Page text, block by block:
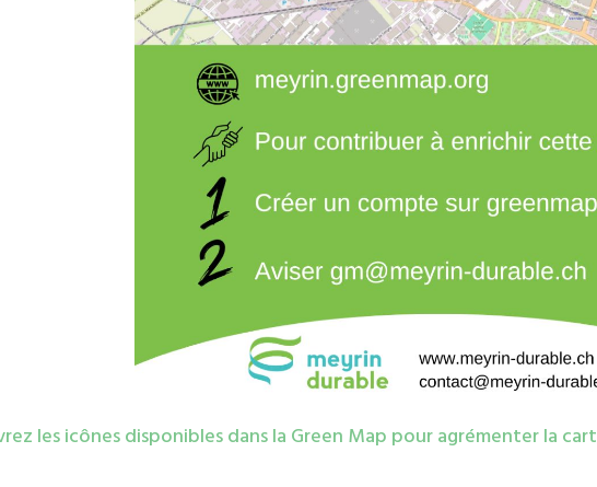
les icônes disponibles dans la Green Map pour agrémenter la